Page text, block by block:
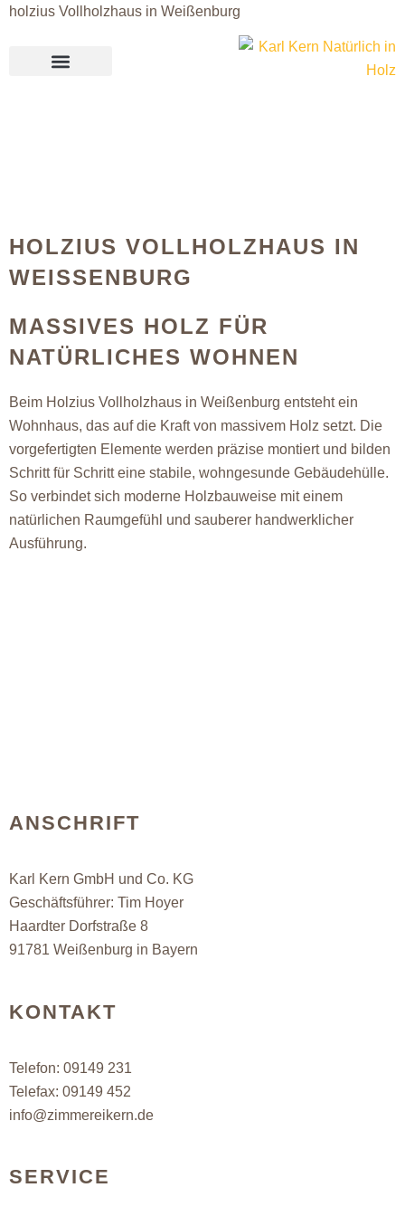
holzius Vollholzhaus in Weißenburg
HOLZIUS VOLLHOLZHAUS IN
WEISSENBURG
MASSIVES HOLZ FÜR
NATÜRLICHES WOHNEN
Beim Holzius Vollholzhaus in Weißenburg entsteht ein
Wohnhaus, das auf die Kraft von massivem Holz setzt. Die
vorgefertigten Elemente werden präzise montiert und bilden
Schritt für Schritt eine stabile, wohngesunde Gebäudehülle.
So verbindet sich moderne Holzbauweise mit einem
natürlichen Raumgefühl und sauberer handwerklicher
Ausführung.
ANSCHRIFT
Karl Kern GmbH und Co. KG
Geschäftsführer: Tim Hoyer
Haardter Dorfstraße 8
91781 Weißenburg in Bayern
KONTAKT
Telefon: 09149 231
Telefax: 09149 452
info@zimmereikern.de
SERVICE